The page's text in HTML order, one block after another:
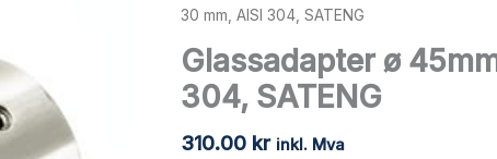
30 mm, AISI 304, SATENG
Glassadapter ø
304, SATENG
310.00 kr inkl. Mva
ø
dis.
30
AISI